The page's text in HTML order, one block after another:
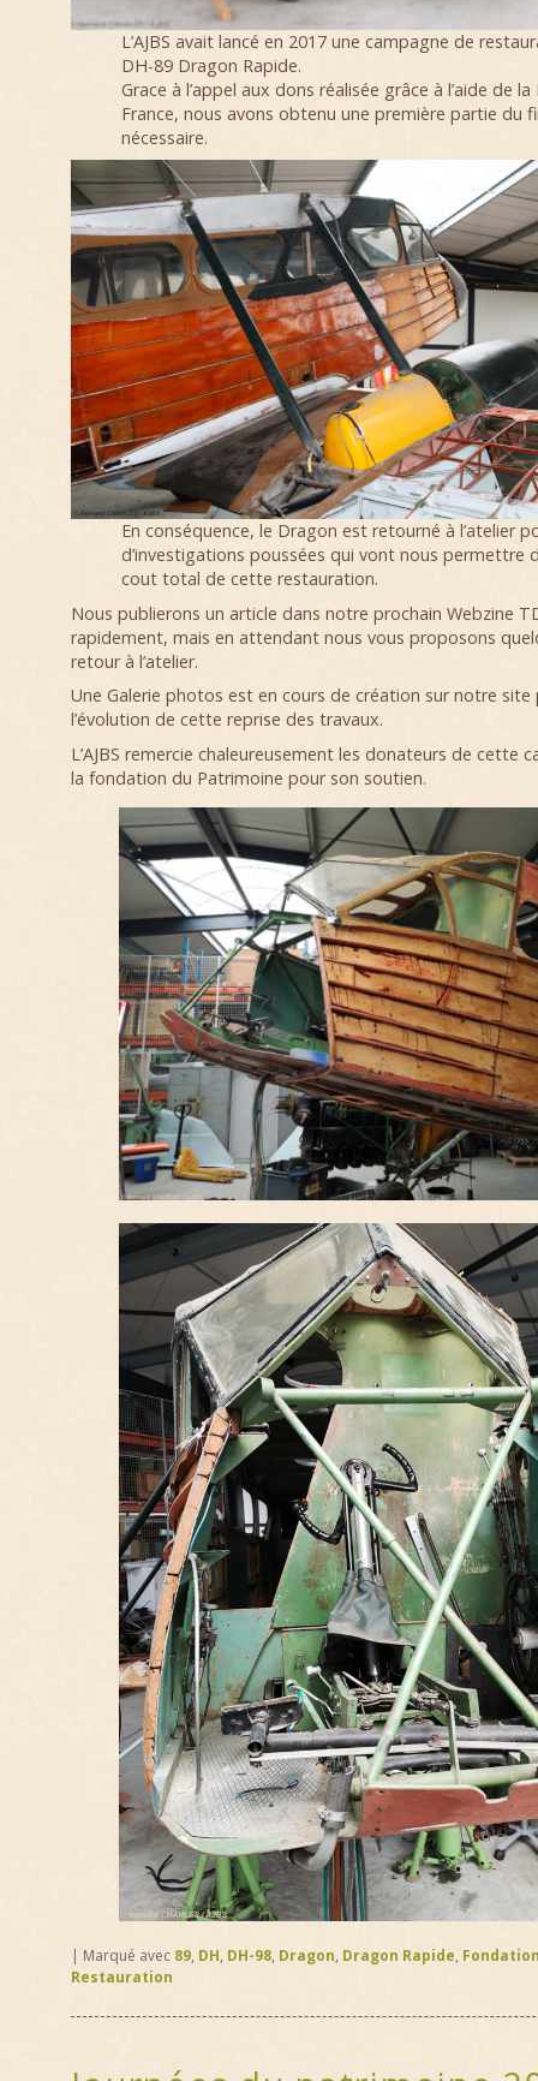
L’AJBS avait lancé en 2017 une campagne de
DH-89 Dragon Rapide.
Grace à l’appel aux dons réalisée grâce à l’aide de
France, nous avons obtenu une première partie du
nécessaire.
En conséquence, le Dragon est retourné à l’atelier
d’investigations poussées qui vont nous permettre
cout total de cette restauration.
Nous publierons un article dans notre prochain Webzine
rapidement, mais en attendant nous vous proposons
retour à l’atelier.
Une Galerie photos est en cours de création sur notre site
l’évolution de cette reprise des travaux.
L’AJBS remercie chaleureusement les donateurs de cette
la fondation du Patrimoine pour son soutien.
| Marqué avec 89, DH, DH-98, Dragon, Dragon Rapide,
Restauration